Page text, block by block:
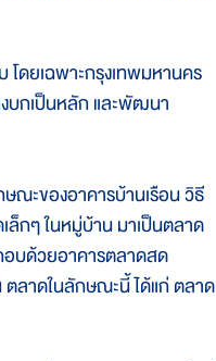
ดยเฉพาะกรุงเทพมหานคร
งบกเป็นหลัก และพัฒนา
ะของอาคารบ้านเรือน วิธี
กๆ ในหมู่บ้าน มาเป็นตลาด
บด้วยอาคารตลาดสด
ลาดในลักษณะนี้ ได้แก่ ตลาด